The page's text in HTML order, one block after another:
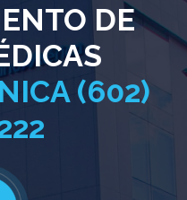
DE
(602)